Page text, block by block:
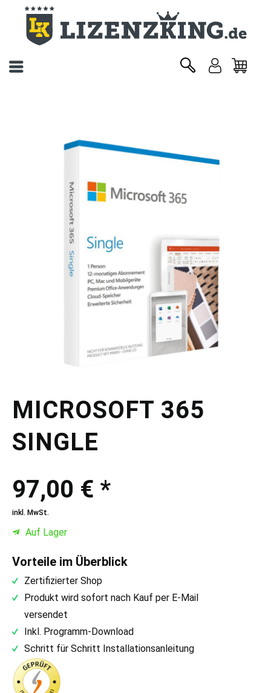
MICROSOFT 365
SINGLE
97,00 € *
inkl. MwSt.
Auf Lager
Vorteile im Überblick
Zertifizierter Shop
Produkt wird sofort nach Kauf per E-Mail
versendet
Inkl. Programm-Download
Schritt für Schritt Installationsanleitung